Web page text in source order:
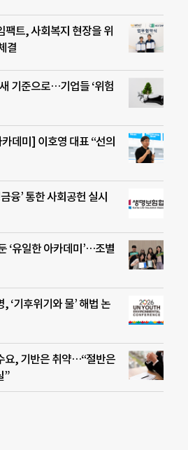
트, 사회복지 현장을 위
결
기준으로…기업들 ‘위험
데미] 이호영 대표 “선의
융’ 통한 사회공헌 실시
‘유일한 아카데미’…조별
‘기후위기와 물’ 해법 논
요, 기반은 취약…“절반은
”